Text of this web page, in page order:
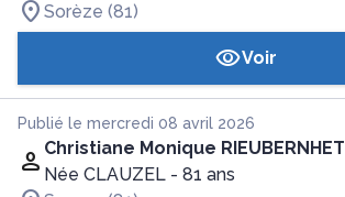
Sorèze (81)
Voir
Publié le mercredi 08 avril 2026
Christiane Monique RIEUBERNHET
Née CLAUZEL - 81 ans